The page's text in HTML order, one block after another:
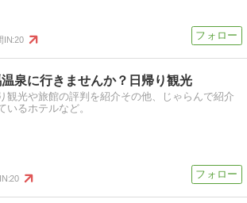
IN:20
泉に行きませんか？日帰り観光
観光や旅館の評判を紹介その他、じゃらんで紹介
いるホテルなど。
20